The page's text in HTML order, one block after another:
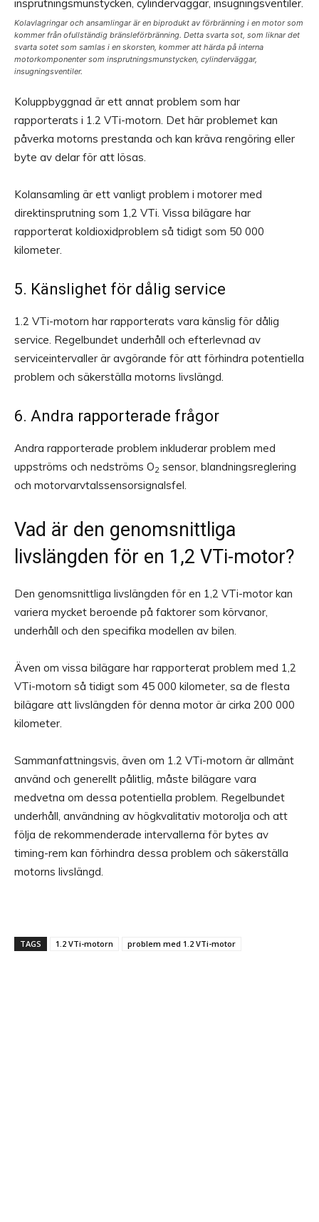
Kolavlagringar och ansamlingar är en biprodukt av förbränning i en motor som
kommer från ofullständig bränsleförbränning. Detta svarta sot, som liknar det
svarta sotet som samlas i en skorsten, kommer att härda på interna
motorkomponenter som insprutningsmunstycken, cylinderväggar,
insugningsventiler.
Koluppbyggnad är ett annat problem som har
rapporterats i 1.2 VTi-motorn. Det här problemet kan
påverka motorns prestanda och kan kräva rengöring eller
byte av delar för att lösas.
Kolansamling är ett vanligt problem i motorer med
direktinsprutning som 1,2 VTi. Vissa bilägare har
rapporterat koldioxidproblem så tidigt som 50 000
kilometer.
5. Känslighet för dålig service
1.2 VTi-motorn har rapporterats vara känslig för dålig
service. Regelbundet underhåll och efterlevnad av
serviceintervaller är avgörande för att förhindra potentiella
problem och säkerställa motorns livslängd.
6. Andra rapporterade frågor
Andra rapporterade problem inkluderar problem med
uppströms och nedströms O2 sensor, blandningsreglering
och motorvarvtalssensorsignalsfel.
Vad är den genomsnittliga
livslängden för en 1,2 VTi-motor?
Den genomsnittliga livslängden för en 1,2 VTi-motor kan
variera mycket beroende på faktorer som körvanor,
underhåll och den specifika modellen av bilen.
Även om vissa bilägare har rapporterat problem med 1,2
VTi-motorn så tidigt som 45 000 kilometer, sa de flesta
bilägare att livslängden för denna motor är cirka 200 000
kilometer.
Sammanfattningsvis, även om 1.2 VTi-motorn är allmänt
använd och generellt pålitlig, måste bilägare vara
medvetna om dessa potentiella problem. Regelbundet
underhåll, användning av högkvalitativ motorolja och att
följa de rekommenderade intervallerna för bytes av
timing-rem kan förhindra dessa problem och säkerställa
motorns livslängd.
TAGS 1.2 VTi-motorn problem med 1.2 VTi-motor